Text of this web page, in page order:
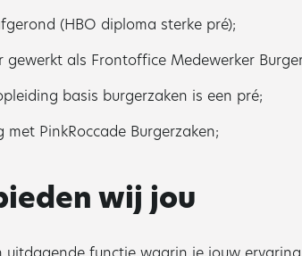
(HBO diploma sterke pré);
als Frontoffice Medewerker
basis burgerzaken is een pré;
met PinkRoccade Burgerzaken;
wij jou